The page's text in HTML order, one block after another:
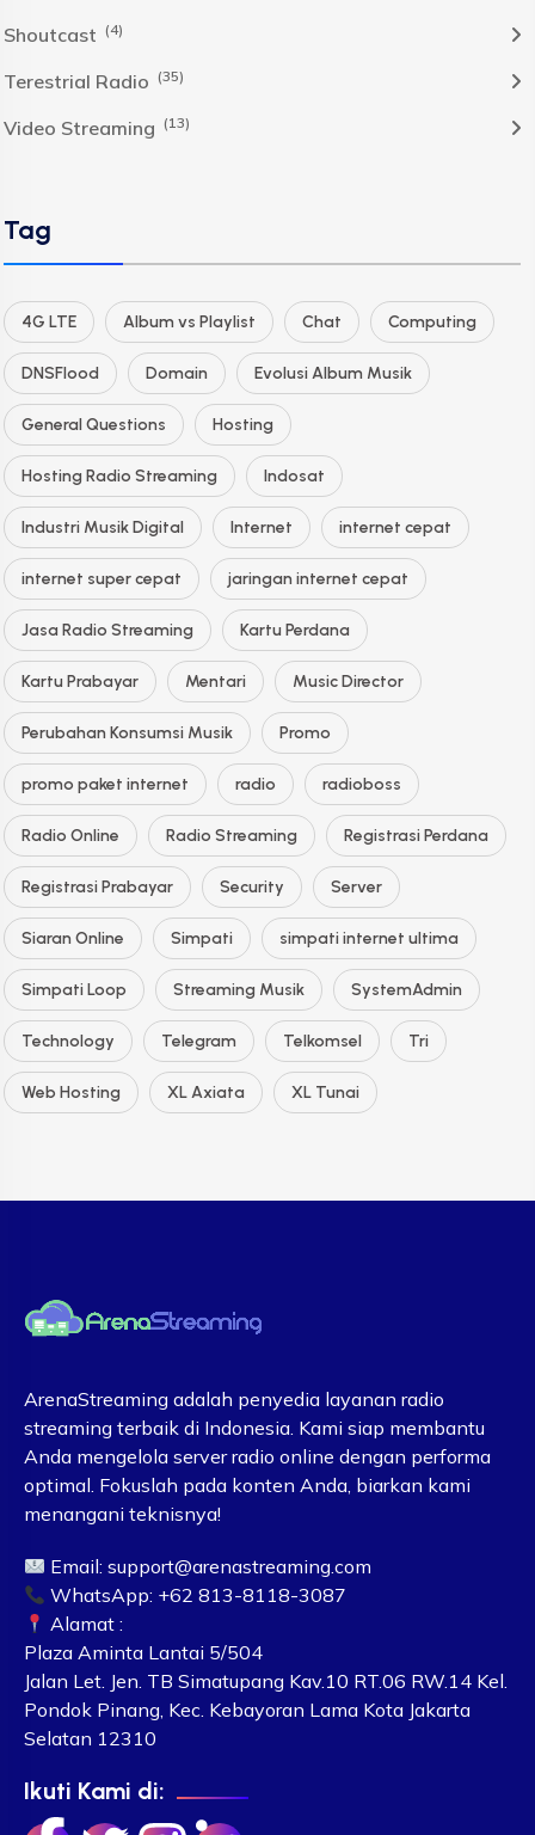
Shoutcast (4)
Terestrial Radio (35)
Video Streaming (13)
Tag
4G LTE Album vs Playlist Chat Computing
DNSFlood Domain Evolusi Album Musik
General Questions Hosting
Hosting Radio Streaming Indosat
Industri Musik Digital Internet internet cepat
internet super cepat jaringan internet cepat
Jasa Radio Streaming Kartu Perdana
Kartu Prabayar Mentari Music Director
Perubahan Konsumsi Musik Promo
promo paket internet radio radioboss
Radio Online Radio Streaming Registrasi Perdana
Registrasi Prabayar Security Server
Siaran Online Simpati simpati internet ultima
Simpati Loop Streaming Musik SystemAdmin
Technology Telegram Telkomsel Tri
Web Hosting XL Axiata XL Tunai
ArenaStreaming adalah penyedia layanan radio
streaming terbaik di Indonesia. Kami siap membantu
Anda mengelola server radio online dengan performa
optimal. Fokuslah pada konten Anda, biarkan kami
menangani teknisnya!
Email:support@arenastreaming.com
WhatsApp: +62 813-8118-3087
Alamat :
Plaza Aminta Lantai 5/504
Jalan Let. Jen. TB Simatupang Kav.10 RT.06 RW.14 Kel.
Pondok Pinang, Kec. Kebayoran Lama Kota Jakarta
Selatan 12310
Ikuti Kami di: